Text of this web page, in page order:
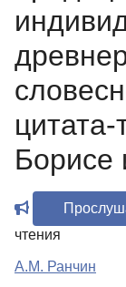
Борисе
чтения
А.М. Ранчин